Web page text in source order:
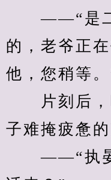
——“是二
的，老爷正
他，您稍等。
片刻后，
子难掩疲惫的
——“执晏